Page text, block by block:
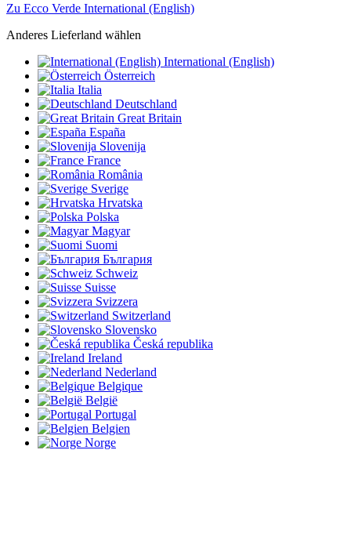
Zu Ecco Verde International (English)
Anderes Lieferland wählen
International (English)
Österreich
Italia
Deutschland
Great Britain
España
Slovenija
France
România
Sverige
Hrvatska
Polska
Magyar
Suomi
България
Schweiz
Suisse
Svizzera
Switzerland
Slovensko
Česká republika
Ireland
Nederland
Belgique
België
Portugal
Belgien
Norge